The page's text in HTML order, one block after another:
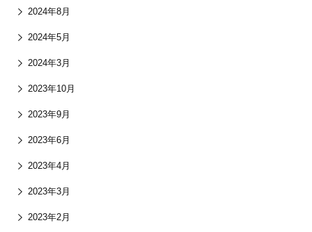
2024年8月
2024年5月
2024年3月
2023年10月
2023年9月
2023年6月
2023年4月
2023年3月
2023年2月